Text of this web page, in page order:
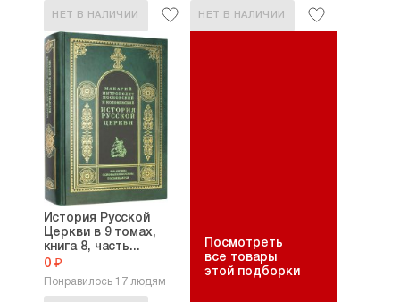
НЕТ В НАЛИЧИИ НЕТ В НАЛИЧИИ
История Русской
Церкви в 9 томах,
книга 8, часть...
0 ₽
Понравилось 17 людям
Посмотреть
все товары
этой подборки